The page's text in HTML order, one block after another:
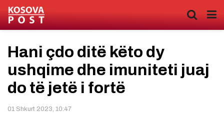
Hani çdo ditë këto dy
ushqime dhe imuniteti juaj
do të jetë i fortë
01 Shkurt 2023, 10:47